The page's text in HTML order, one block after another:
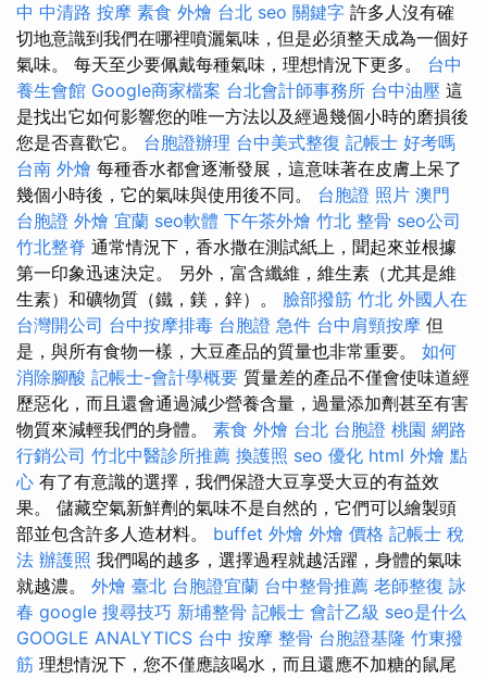
中 中清路 按摩 素食 外燴 台北 seo 關鍵字 許多人沒有確
切地意識到我們在哪裡噴灑氣味，但是必須整天成為一個好
氣味。 每天至少要佩戴每種氣味，理想情況下更多。 台中
養生會館 Google商家檔案 台北會計師事務所 台中油壓 這
是找出它如何影響您的唯一方法以及經過幾個小時的磨損後
您是否喜歡它。 台胞證辦理 台中美式整復 記帳士 好考嗎
台南 外燴 每種香水都會逐漸發展，這意味著在皮膚上呆了
幾個小時後，它的氣味與使用後不同。 台胞證 照片 澳門
台胞證 外燴 宜蘭 seo軟體 下午茶外燴 竹北 整骨 seo公司
竹北整脊 通常情況下，香水撒在測試紙上，聞起來並根據
第一印象迅速決定。 另外，富含纖維，維生素（尤其是維
生素）和礦物質（鐵，鎂，鋅）。 臉部撥筋 竹北 外國人在
台灣開公司 台中按摩排毒 台胞證 急件 台中肩頸按摩 但
是，與所有食物一樣，大豆產品的質量也非常重要。 如何
消除腳酸 記帳士-會計學概要 質量差的產品不僅會使味道經
歷惡化，而且還會通過減少營養含量，過量添加劑甚至有害
物質來減輕我們的身體。 素食 外燴 台北 台胞證 桃園 網路
行銷公司 竹北中醫診所推薦 換護照 seo 優化 html 外燴 點
心 有了有意識的選擇，我們保證大豆享受大豆的有益效
果。 儲藏空氣新鮮劑的氣味不是自然的，它們可以繪製頭
部並包含許多人造材料。 buffet 外燴 外燴 價格 記帳士 稅
法 辦護照 我們喝的越多，選擇過程就越活躍，身體的氣味
就越濃。 外燴 臺北 台胞證宜蘭 台中整骨推薦 老師整復 詠
春 google 搜尋技巧 新埔整骨 記帳士 會計乙級 seo是什么
GOOGLE ANALYTICS 台中 按摩 整骨 台胞證基隆 竹東撥
筋 理想情況下，您不僅應該喝水，而且還應不加糖的鼠尾